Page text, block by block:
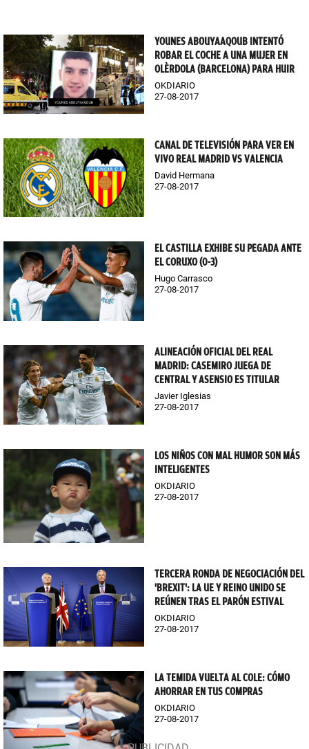
YOUNES ABOUYAAQOUB INTENTÓ
ROBAR EL COCHE A UNA MUJER EN
OLÈRDOLA (BARCELONA) PARA HUIR
OKDIARIO
27-08-2017
CANAL DE TELEVISIÓN PARA VER EN
VIVO REAL MADRID VS VALENCIA
David Hermana
27-08-2017
EL CASTILLA EXHIBE SU PEGADA ANTE
EL CORUXO (0-3)
Hugo Carrasco
27-08-2017
ALINEACIÓN OFICIAL DEL REAL
MADRID: CASEMIRO JUEGA DE
CENTRAL Y ASENSIO ES TITULAR
Javier Iglesias
27-08-2017
LOS NIÑOS CON MAL HUMOR SON MÁS
INTELIGENTES
OKDIARIO
27-08-2017
TERCERA RONDA DE NEGOCIACIÓN DEL
'BREXIT': LA UE Y REINO UNIDO SE
REÚNEN TRAS EL PARÓN ESTIVAL
OKDIARIO
27-08-2017
LA TEMIDA VUELTA AL COLE: CÓMO
AHORRAR EN TUS COMPRAS
OKDIARIO
27-08-2017